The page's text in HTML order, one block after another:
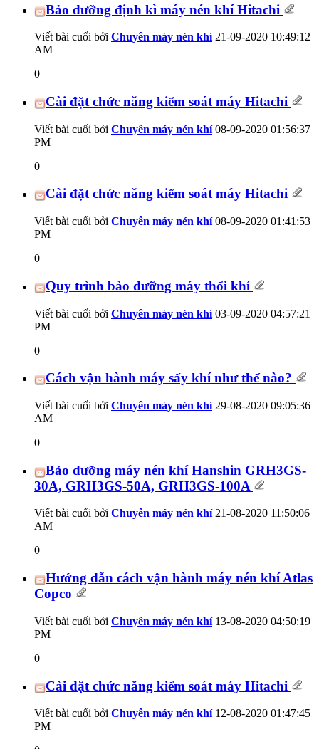
Bảo dưỡng định kì máy nén khí Hitachi
Viết bài cuối bởi Chuyên máy nén khí21-09-2020 10:49:12
AM
0
Cài đặt chức năng kiểm soát máy Hitachi
Viết bài cuối bởi Chuyên máy nén khí08-09-2020 01:56:37
PM
0
Cài đặt chức năng kiểm soát máy Hitachi
Viết bài cuối bởi Chuyên máy nén khí08-09-2020 01:41:53
PM
0
Quy trình bảo dưỡng máy thổi khí
Viết bài cuối bởi Chuyên máy nén khí03-09-2020 04:57:21
PM
0
Cách vận hành máy sấy khí như thế nào?
Viết bài cuối bởi Chuyên máy nén khí29-08-2020 09:05:36
AM
0
Bảo dưỡng máy nén khí Hanshin GRH3GS-
30A, GRH3GS-50A, GRH3GS-100A
Viết bài cuối bởi Chuyên máy nén khí21-08-2020 11:50:06
AM
0
Hướng dẫn cách vận hành máy nén khí Atlas
Copco
Viết bài cuối bởi Chuyên máy nén khí13-08-2020 04:50:19
PM
0
Cài đặt chức năng kiểm soát máy Hitachi
Viết bài cuối bởi Chuyên máy nén khí12-08-2020 01:47:45
PM